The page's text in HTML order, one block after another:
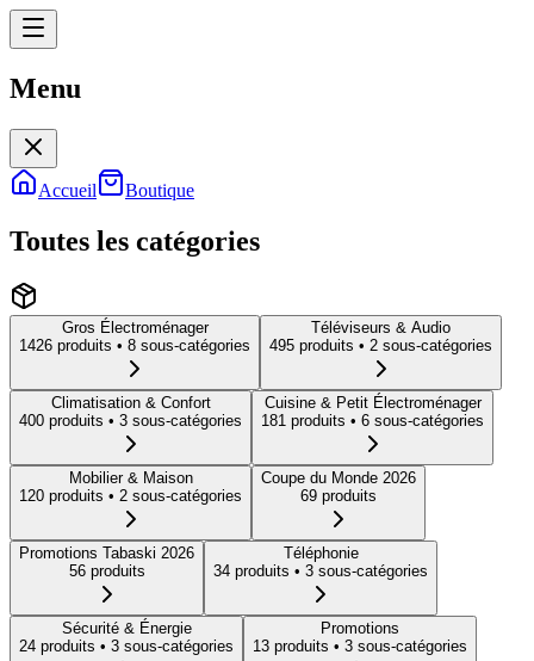
Menu
Accueil Boutique
Toutes les catégories
Gros Électroménager
1426 produits • 8 sous-catégories
Téléviseurs & Audio
495 produits • 2 sous-catégories
Climatisation & Confort
400 produits • 3 sous-catégories
Cuisine & Petit Électroménager
181 produits • 6 sous-catégories
Mobilier & Maison
120 produits • 2 sous-catégories
Coupe du Monde 2026
69 produits
Promotions Tabaski 2026
56produits
Téléphonie
34 produits • 3 sous-catégories
Sécurité & Énergie
24 produits • 3 sous-catégories
Promotions
13 produits • 3 sous-catégories